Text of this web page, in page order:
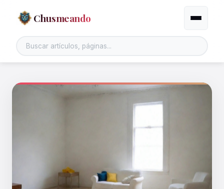
Chusmeando
Buscar en el sitio
Alternar